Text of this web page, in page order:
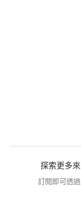
探索更多
訂閱即可透